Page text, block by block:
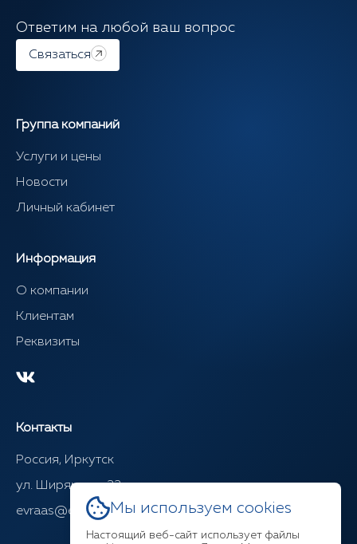
Ответим на любой ваш вопрос
Связаться
Группа компаний
Услуги и цены
Новости
Личный кабинет
Информация
О компании
Клиентам
Реквизиты
Контакты
Россия, Иркутск
ул. Ширямова, 22
evraas@evraasgr.ruМы используем cookies
Настоящий веб-сайт использует файлы